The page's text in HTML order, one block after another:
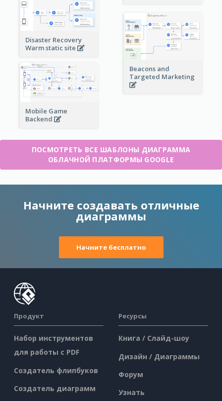
Disaster Recovery
Warm static site
Beacons and
Targeted Marketing
Mobile Game
Backend
ПОСМОТРЕТЬ ВСЕ ШАБЛОНЫ ДИАГРАММА
ОБЛАЧНОЙ ПЛАТФОРМЫ GOOGLE
Начните создавать отличные
диаграммы
Начните бесплатно
Продукт
Набор инструментов
для работы с PDF
Создатель флипбуков
Создатель диаграмм
Ресурсы
Книга / Слайд-шоу
Дизайн / Диаграммы
Форум
Узнать